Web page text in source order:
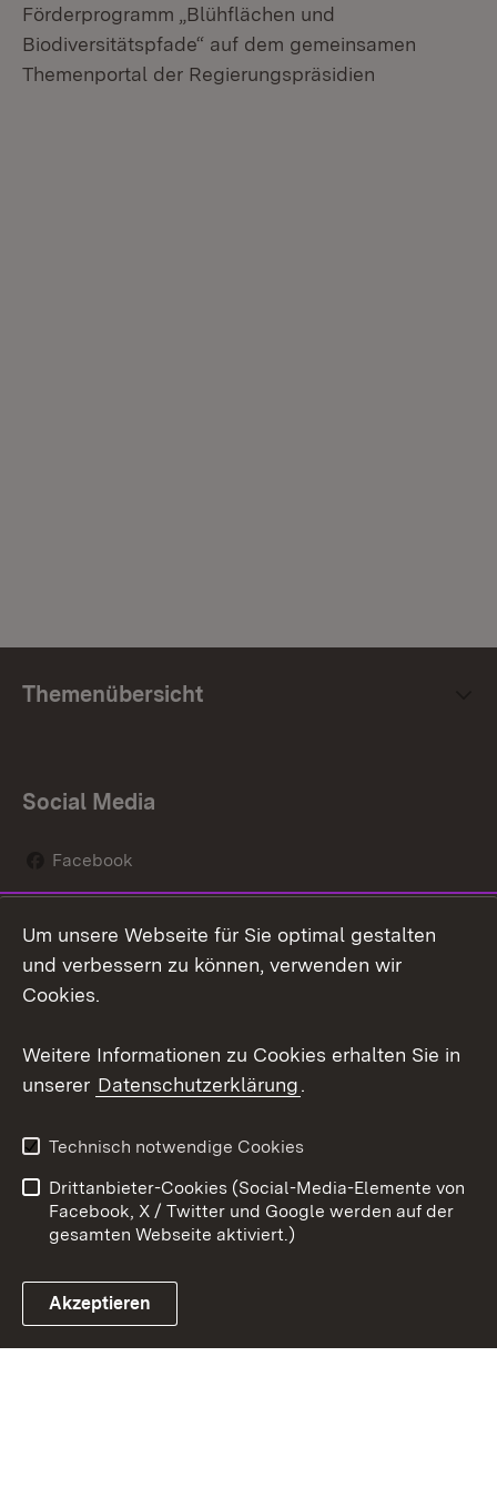
Förderprogramm „Blühflächen und
Biodiversitätspfade“ auf dem gemeinsamen
Themenportal der Regierungspräsidien
Themenübersicht
Social Media
Facebook
Social Wall
Youtube
Link zum Landesportal
Kontakt
Datenschutz
Barrierefreiheit
Impressum Cookies
Um unsere Webseite für Sie optimal gestalten
und verbessern zu können, verwenden wir
Cookies.
Weitere Informationen zu Cookies erhalten Sie in
unserer Datenschutzerklärung.
Technisch notwendige Cookies
Drittanbieter-Cookies (Social-Media-Elemente von
Facebook, X / Twitter und Google werden auf der
gesamten Webseite aktiviert.)
Akzeptieren